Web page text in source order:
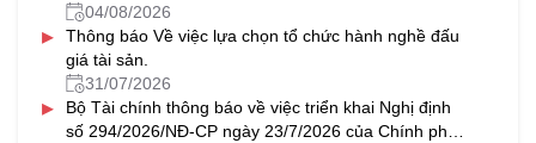
04/08/2026
▸
Thông báo Về việc lựa chọn tổ chức hành nghề đấu
giá tài sản.
31/07/2026
▸
Bộ Tài chính thông báo về việc triển khai Nghị định
số 294/2026/NĐ-CP ngày 23/7/2026 của Chính phủ